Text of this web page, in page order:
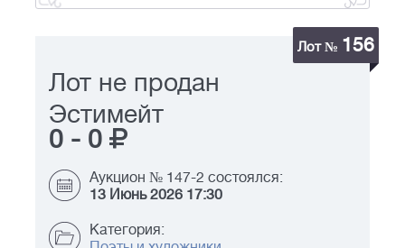
Лот № 156
Лот не продан
Эстимейт
0 - 0
Аукцион № 147-2 состоялся:
13 Июнь 2026 17:30
Категория: